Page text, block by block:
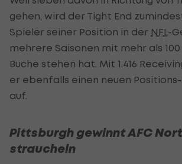
gehen, wird der Tight End
Spieler seiner Position in der NFL -
mehrere Saisonen mit mehr als
Buche stehen hat. Mit 1.416
er ebenfalls einen neuen
auf.
Pittsburgh gewinnt AFC
straucheln